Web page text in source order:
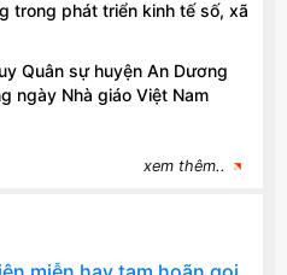
xã Tứ Kỳ: Hiệp đồng tổ chức
hiểu “Lực lượng vũ trang
Hải Phòng 80 năm xây dựng,
và trưởng thành”
Dự án Chính quyền số thành
- một trong những dự án